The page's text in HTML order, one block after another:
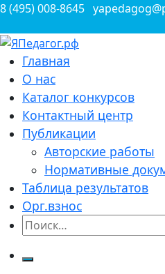
Перейти
содержимому
8 (495) 008-8645
ЯПедагог.рф
Всероссийские конкурсы для
Главная
О нас
Каталог конкурсов
Контактный центр
Публикации
Авторские работы
Нормативные
Таблица результатов
Орг.взнос
Найти: